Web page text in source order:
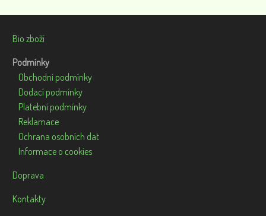
Bio zboží
Podmínky
Obchodní podmínky
Dodací podmínky
Platební podmínky
Reklamace
Ochrana osobních dat
Informace o cookies
Doprava
Kontakty